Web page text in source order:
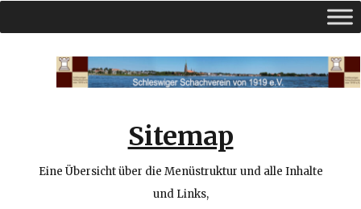
Schleswiger Schachverein v. 1919
Sitemap
Eine Übersicht über die Menüstruktur und alle Inhalte
und Links,